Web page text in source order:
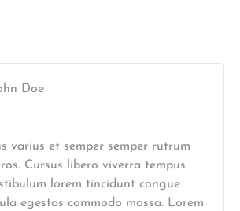
varius et semper semper rutrum
Cursus libero viverra tempus
lorem tincidunt congue
egestas commodo massa. Lorem